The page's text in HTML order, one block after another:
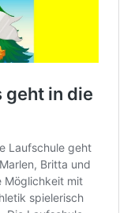
geht
in
die
nächste
Runde